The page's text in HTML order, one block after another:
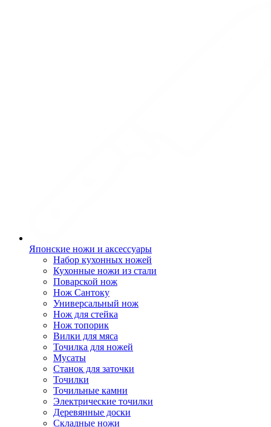
Японские ножи и аксессуары
Набор кухонных ножей
Кухонные ножи из стали
Поварской нож
Нож Сантоку
Универсальный нож
Нож для стейка
Нож топорик
Вилки для мяса
Точилка для ножей
Мусаты
Станок для заточки
Точилки
Точильные камни
Электрические точилки
Деревянные доски
Складные ножи